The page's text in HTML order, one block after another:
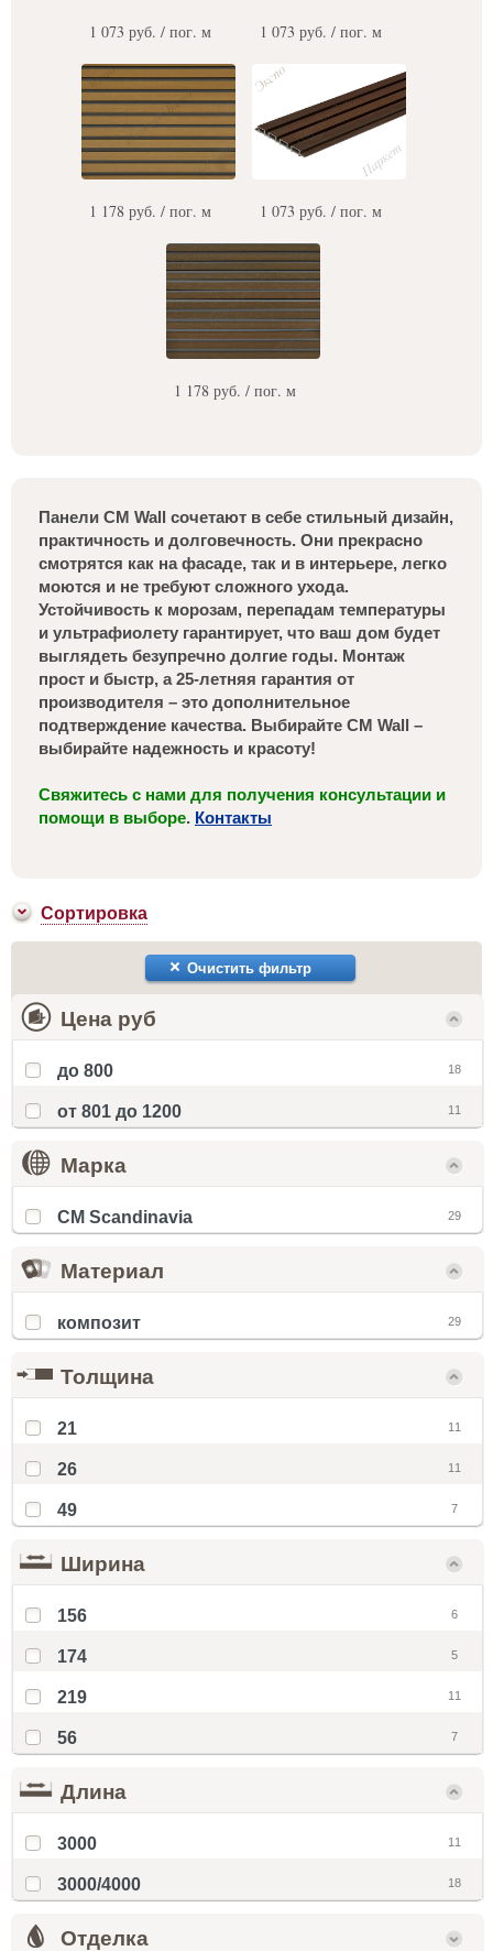
1 073 руб. / пог. м 1 073 руб. / пог. м
1 178 руб. / пог. м 1 073 руб. / пог. м
1 178 руб. / пог. м
Панели CM Wall сочетают в себе стильный дизайн,
практичность и долговечность. Они прекрасно
смотрятся как на фасаде, так и в интерьере, легко
моются и не требуют сложного ухода.
Устойчивость к морозам, перепадам температуры
и ультрафиолету гарантирует, что ваш дом будет
выглядеть безупречно долгие годы. Монтаж
прост и быстр, а 25-летняя гарантия от
производителя – это дополнительное
подтверждение качества. Выбирайте CM Wall –
выбирайте надежность и красоту!
Свяжитесь с нами для получения консультации и
помощи в выборе. Контакты
Сортировка
Очистить фильтр
Цена руб
до 800 18
от 801 до 1200 11
Марка
CM Scandinavia 29
Материал
композит 29
Толщина
21 11
26 11
49 7
Ширина
156 6
174 5
219 11
56 7
Длина
3000 11
3000/4000 18
Отделка